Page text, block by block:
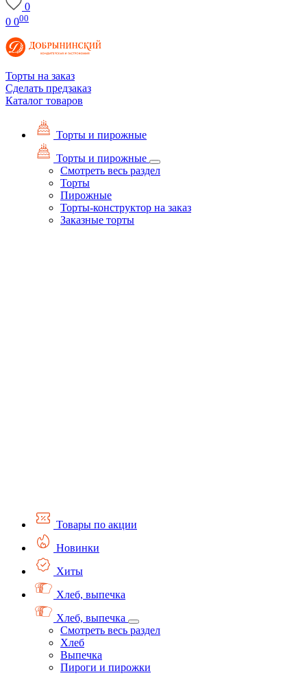
0
0 000
Торты на заказ
Сделать предзаказ
Каталог товаров
Торты и пирожные
Торты и пирожные
Смотреть весь раздел
Торты
Пирожные
Торты-конструктор на заказ
Заказные торты
Товары по акции
Новинки
Хиты
Хлеб, выпечка
Хлеб, выпечка
Смотреть весь раздел
Хлеб
Выпечка
Пироги и пирожки